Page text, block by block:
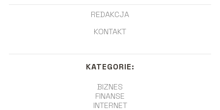
REDAKCJA
KONTAKT
KATEGORIE:
BIZNES
FINANSE
INTERNET